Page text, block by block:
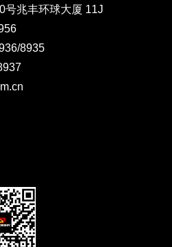
号兆丰环球大厦 11J
8935